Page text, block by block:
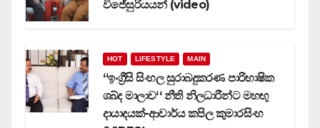
විජේසුරියයන් (video)
HOT LIFESTYLE MAIN
‘‘ඉංග්‍රීසි සිංහල සුරාබදුකරණ පාරිභාෂික
ශබ්ද මාලාව‘‘ නීති නිලධාරීන්ට මහඟු
දායාදයක්-ආචාර්ය කපිල කුමාරසිංහ